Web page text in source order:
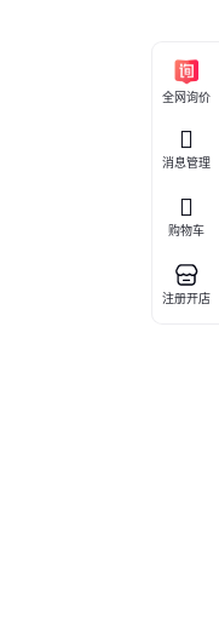
全网询价
消息管理
购物车
注册开店